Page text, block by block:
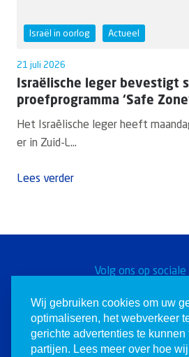
Israël in oorlog Actueel
21 juli 2026
Israëlische leger bevestigt
proefprogramma ‘Safe
Het Israëlische leger heeft
er in Zuid-L...
Lees verder
Volg ons op sociale
Word een
Israël
Wij gebruiken cookies om uw
optimaliseren, het webverkeer
gerichte advertenties te
partijen. Lees meer over hoe